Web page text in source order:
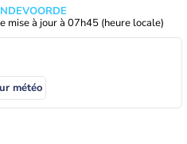
mise à jour à 07h45 (heure locale)
météo